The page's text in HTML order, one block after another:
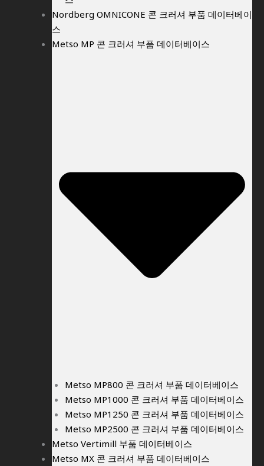
Nordberg OMNICONE 콘 크러셔 부품 데이터베이
스
Metso MP 콘 크러셔 부품 데이터베이스
Metso MP800 콘 크러셔 부품 데이터베이스
Metso MP1000 콘 크러셔 부품 데이터베이스
Metso MP1250 콘 크러셔 부품 데이터베이스
Metso MP2500 콘 크러셔 부품 데이터베이스
Metso Vertimill 부품 데이터베이스
Metso MX 콘 크러셔 부품 데이터베이스